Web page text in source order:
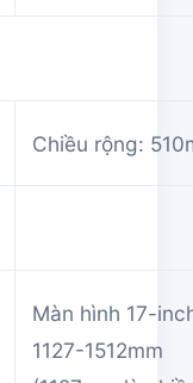
Chiều rộng:
Màn hình 17-
1127-1512mm